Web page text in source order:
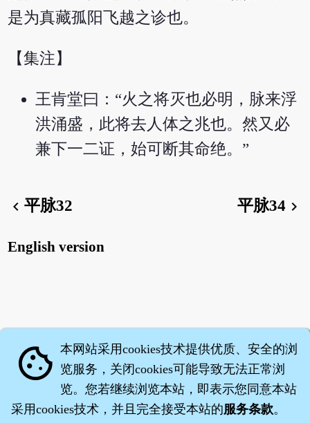
是为真藏孤阳飞越之诊也。
【集注】
王肯堂曰：“火之将灭也必明，脉来浮
洪涌盛，此将去人体之兆也。然又必
兼下一二证，始可断其命绝。”
chevron_left平脉32 平脉34 chevron_right
English version
cookie 本网站采用cookies技术提供优质、安全的浏
览服务，关闭cookies可能导致无法正常浏
览。您若继续浏览本站，即表示您同意本站
采用cookies技术，并且完全接受本站的服务条款。